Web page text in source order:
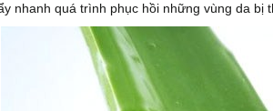
nhanh quá trình phục hồi những vùng da bị